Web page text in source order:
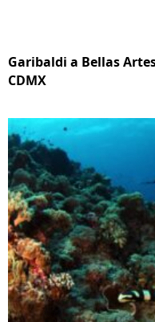
Garibaldi a Bellas
CDMX